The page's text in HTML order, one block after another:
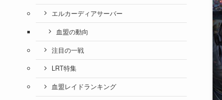
エルカーディアサーバー
血盟の動向
注目の一戦
LRT特集
血盟レイドランキング